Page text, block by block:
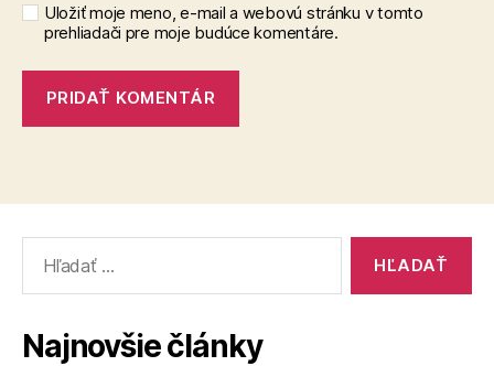
Uložiť moje meno, e-mail a webovú stránku v tomto
prehliadači pre moje budúce komentáre.
Najnovšie články